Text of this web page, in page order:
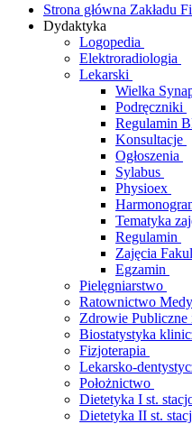
Strona główna Zakładu
Dydaktyka
Logopedia
Elektroradiologia
Lekarski
Wielka
Podręczniki
Regulamin
Konsultacje
Ogłoszenia
Sylabus
Physioex
Tematyka
Regulamin
Zajęcia
Egzamin
Pielęgniarstwo
Ratownictwo
Zdrowie
Biostatystyka
Fizjoterapia
Lekarsko-
Położnictwo
Dietetyka I st.
Dietetyka II st.